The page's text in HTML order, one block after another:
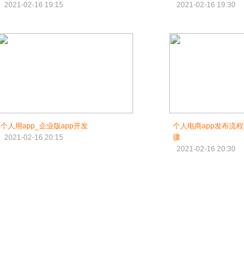
2021-02-16 19:15
2021-02-16 19:30
个人用app_企业版app开发
2021-02-16 20:15
个人电商app发布流
骤
2021-02-16 20:30